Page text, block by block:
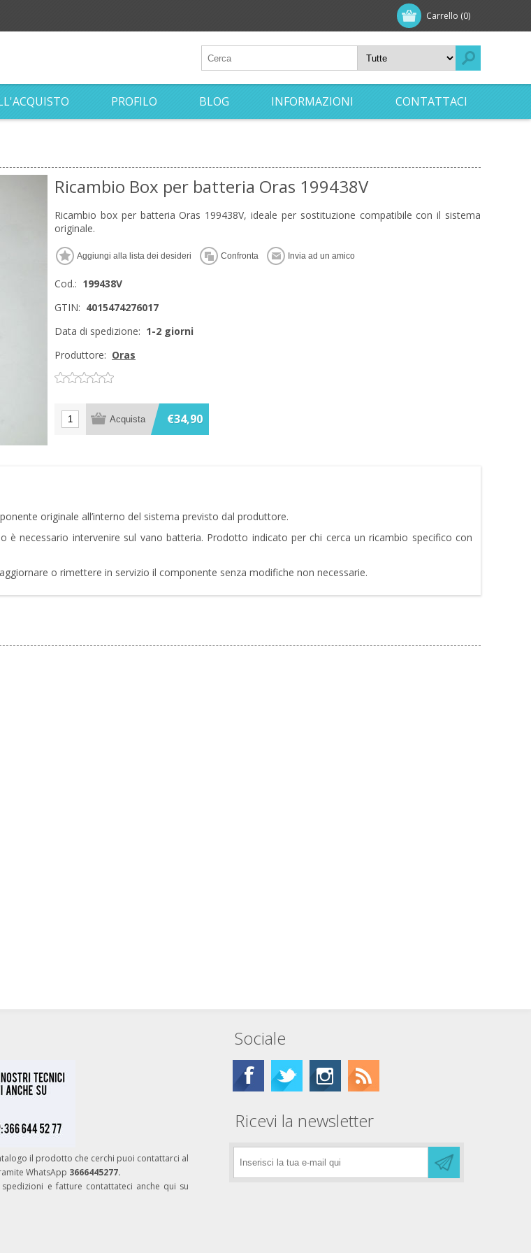
Carrello (0)
PROFILO BLOG INFORMAZIONI CONTATTACI
Ricambio Box per batteria Oras 199438V
Ricambio box per batteria Oras 199438V, ideale per sostituzione compatibile con il sistema
originale.
Cod.: 199438V
GTIN: 4015474276017
Data di spedizione: 1-2 giorni
Produttore: Oras
€34,90
originale all’interno del sistema previsto dal produttore.
è necessario intervenire sul vano batteria. Prodotto indicato per chi cerca un ricambio specifico con
o rimettere in servizio il componente senza modifiche non necessarie.
il prodotto che cerchi puoi contattarci al
WhatsApp 3666445277.
e fatture contattateci anche qui su
Sociale
Ricevi la newsletter